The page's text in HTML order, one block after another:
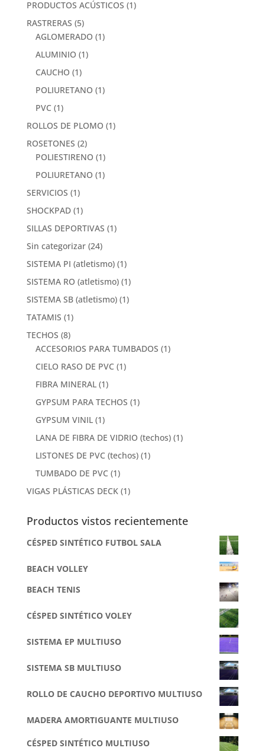
PRODUCTOS ACÚSTICOS (1)
RASTRERAS (5)
AGLOMERADO (1)
ALUMINIO (1)
CAUCHO (1)
POLIURETANO (1)
PVC (1)
ROLLOS DE PLOMO (1)
ROSETONES (2)
POLIESTIRENO (1)
POLIURETANO (1)
SERVICIOS (1)
SHOCKPAD (1)
SILLAS DEPORTIVAS (1)
Sin categorizar (24)
SISTEMA PI (atletismo) (1)
SISTEMA RO (atletismo) (1)
SISTEMA SB (atletismo) (1)
TATAMIS (1)
TECHOS (8)
ACCESORIOS PARA TUMBADOS (1)
CIELO RASO DE PVC (1)
FIBRA MINERAL (1)
GYPSUM PARA TECHOS (1)
GYPSUM VINIL (1)
LANA DE FIBRA DE VIDRIO (techos) (1)
LISTONES DE PVC (techos) (1)
TUMBADO DE PVC (1)
VIGAS PLÁSTICAS DECK (1)
Productos vistos recientemente
CÉSPED SINTÉTICO FUTBOL SALA
BEACH VOLLEY
BEACH TENIS
CÉSPED SINTÉTICO VOLEY
SISTEMA EP MULTIUSO
SISTEMA SB MULTIUSO
ROLLO DE CAUCHO DEPORTIVO MULTIUSO
MADERA AMORTIGUANTE MULTIUSO
CÉSPED SINTÉTICO MULTIUSO